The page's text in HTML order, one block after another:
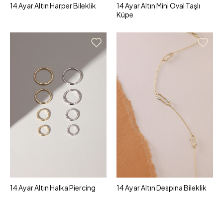
14 Ayar Altın Harper Bileklik
14 Ayar Altın Mini Oval Taşlı
Küpe
14 Ayar Altın Halka Piercing 14 Ayar Altın Despina Bileklik